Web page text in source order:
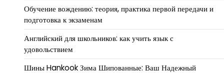
Обучение вождению: теория, практика первой передачи и
подготовка к экзаменам
Английский для школьников: как учить язык с
удовольствием
Шины Hankook Зима Шипованные: Ваш Надежный